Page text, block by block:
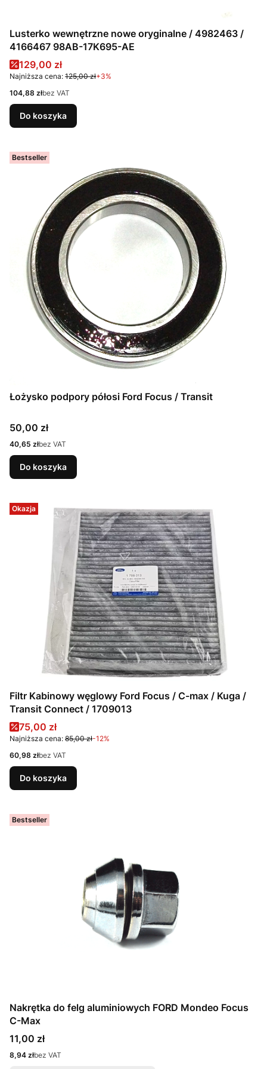
Lusterko wewnętrzne nowe oryginalne / 4982463 /
4166467 98AB-17K695-AE
Cena promocyjna
129,00 zł
Najniższa cena: 125,00 zł+3%
Cena
104,88 złbez VAT
Do koszyka
Bestseller
Łożysko podpory półosi Ford Focus / Transit
Cena
50,00 zł
Cena
40,65 złbez VAT
Do koszyka
Okazja
Filtr Kabinowy węglowy Ford Focus / C-max / Kuga /
Transit Connect / 1709013
Cena promocyjna
75,00 zł
Najniższa cena: 85,00 zł-12%
Cena
60,98 złbez VAT
Do koszyka
Bestseller
Nakrętka do felg aluminiowych FORD Mondeo Focus
C-Max
Cena
11,00 zł
Cena
8,94 złbez VAT